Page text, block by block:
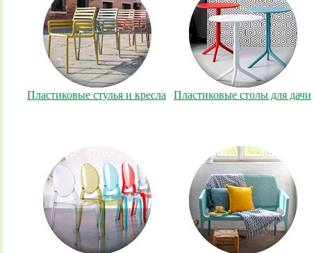
Пластиковые стулья и кресла Пластиковые столы для дачи